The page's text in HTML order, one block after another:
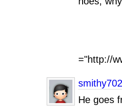
="http://
He goes